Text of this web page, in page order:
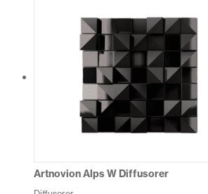
Artnovion Alps W Diffusorer